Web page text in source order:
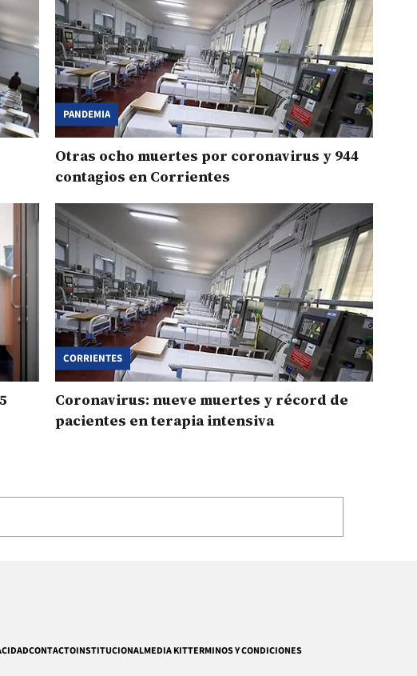
PANDEMIA
Otras ocho muertes por coronavirus y 944
contagios en Corrientes
CORRIENTES
Coronavirus: nueve muertes y récord de
pacientes en terapia intensiva
CONTACTOINSTITUCIONALMEDIA KITTERMINOS Y CONDICIONES